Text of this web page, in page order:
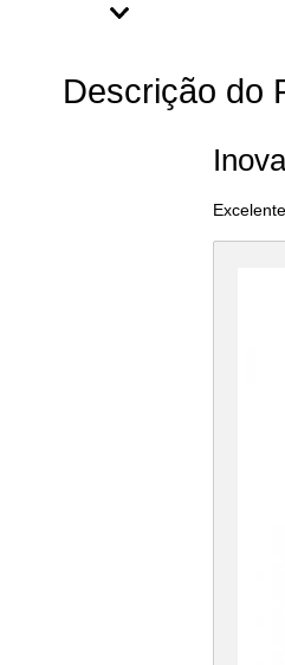
Descrição do